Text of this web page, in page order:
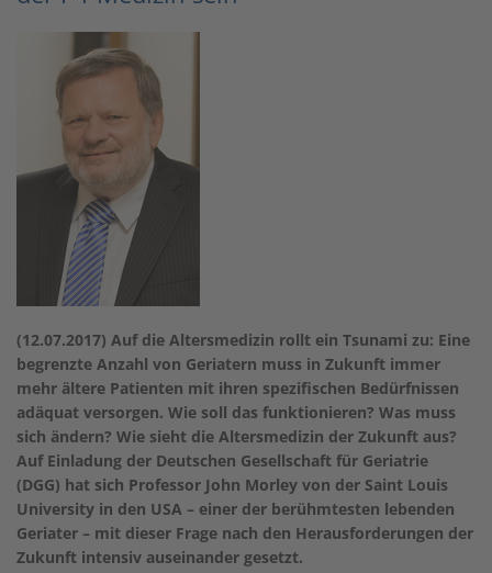
(12.07.2017) Auf die Altersmedizin rollt ein Tsunami zu: Eine
begrenzte Anzahl von Geriatern muss in Zukunft immer
mehr ältere Patienten mit ihren spezifischen Bedürfnissen
adäquat versorgen. Wie soll das funktionieren? Was muss
sich ändern? Wie sieht die Altersmedizin der Zukunft aus?
Auf Einladung der Deutschen Gesellschaft für Geriatrie
(DGG) hat sich Professor John Morley von der Saint Louis
University in den USA – einer der berühmtesten lebenden
Geriater – mit dieser Frage nach den Herausforderungen der
Zukunft intensiv auseinander gesetzt.